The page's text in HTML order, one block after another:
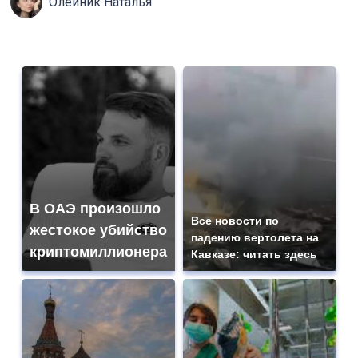
В ОАЭ произошло
жестокое убийство
криптомиллионера
Все новости по
падению вертолета на
Кавказе: читать здесь